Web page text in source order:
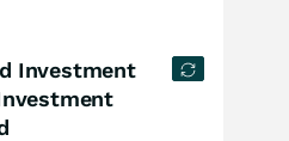
Investment